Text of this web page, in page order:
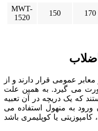
MWT-
1520
150 170
عمومی قرار دارند و از
می گیرد. به همین علت
که یک دریچه در آن تعبیه
به منهول استفاده می
یا کوپلیمری باشد